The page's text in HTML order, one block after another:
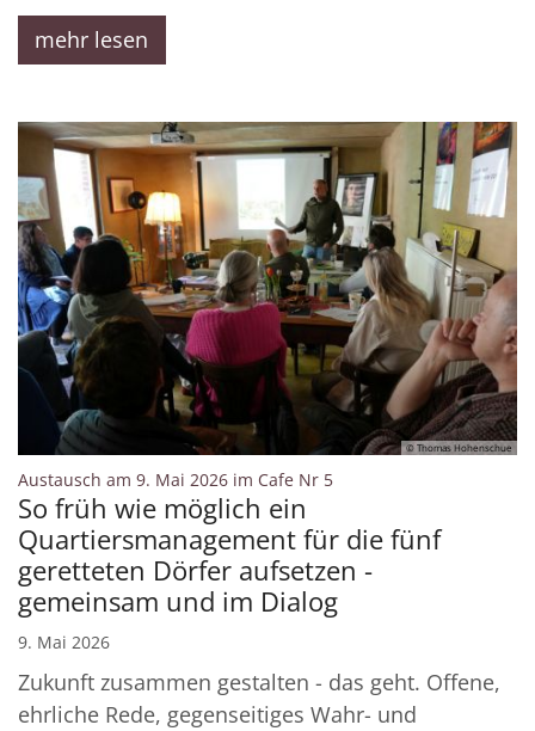
mehr lesen
© Thomas Hohenschue
Austausch am 9. Mai 2026 im Cafe Nr 5:
So früh wie möglich ein
Quartiersmanagement für die fünf
geretteten Dörfer aufsetzen -
gemeinsam und im Dialog
9. Mai 2026
Zukunft zusammen gestalten - das geht. Offene,
ehrliche Rede, gegenseitiges Wahr- und